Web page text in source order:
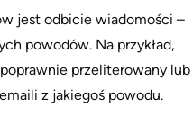
jest odbicie wiadomości –
powodów. Na przykład,
przeliterowany lub
z jakiegoś powodu.